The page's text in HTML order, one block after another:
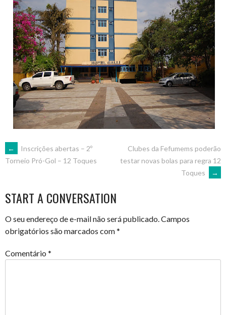
POST
←
Inscrições abertas – 2º
Torneio Pró-Gol – 12 Toques
Clubes da Fefumems poderão
testar novas bolas para regra 12
Toques
→
START A CONVERSATION
O seu endereço de e-mail não será publicado.Campos
obrigatórios são marcados com*
Comentário *